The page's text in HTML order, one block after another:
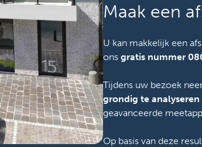
Maak een
U kan makkelijk een
ons gratis nummer
Tijdens uw bezoek
grondig te analyseren
geavanceerde
Op basis van deze